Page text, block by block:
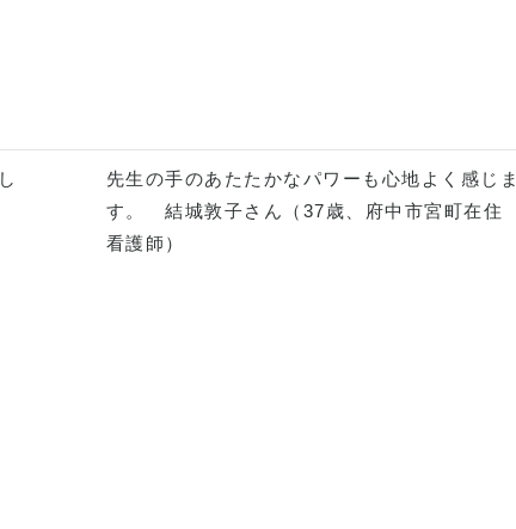
先生の手のあたたかなパワーも心地よく感じま
す。 結城敦子さん（37歳、府中市宮町在住
看護師）